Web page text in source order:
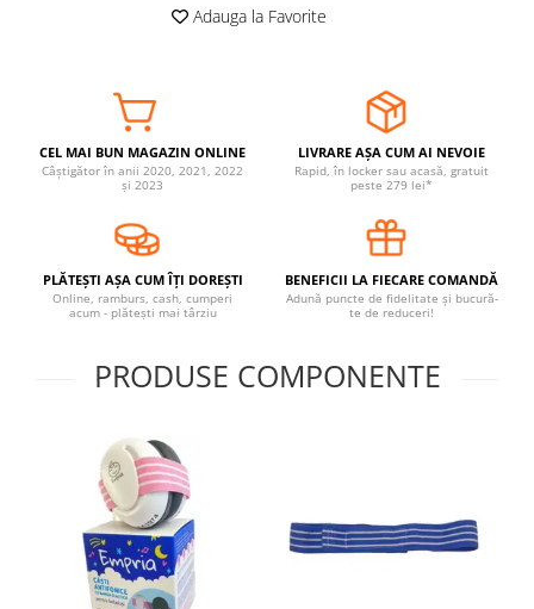
Perne si saltele bebelusi
Jucarii copii si jocuri educative
Jocuri educative
Jucarii bebelusi
Covorase ortopedice senzoriale
Stikere decorative si covoare
Stickere decorative
Covorase de joaca
Ingrijire adulti
Siguranta animale companie
Adauga la Favorite
CEL MAI BUN MAGAZIN ONLINE
Câștigător în anii 2020, 2021, 2022
și 2023
LIVRARE AȘA CUM AI NEVOIE
Rapid, în locker sau acasă, gratuit
peste 279 lei*
PLĂTEȘTI AȘA CUM ÎȚI DOREȘTI
Online, ramburs, cash, cumperi
acum - plătești mai târziu
BENEFICII LA FIECARE COMANDĂ
Adună puncte de fidelitate și bucură-
te de reduceri!
PRODUSE COMPONENTE